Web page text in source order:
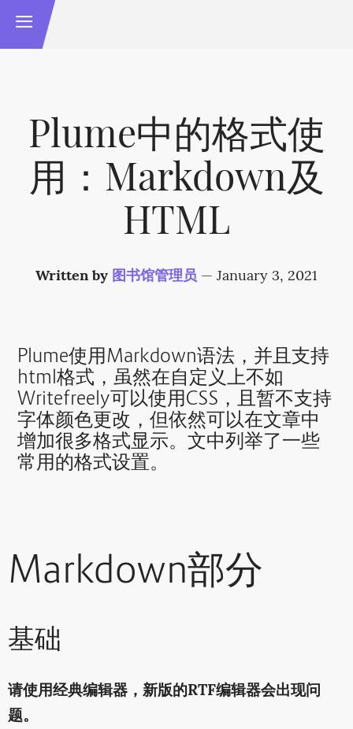
Plume中的格式使
用：Markdown及
HTML
Written by 图书馆管理员 — January 3, 2021
Plume使用Markdown语法，并且支持
html格式，虽然在自定义上不如
Writefreely可以使用CSS，且暂不支持
字体颜色更改，但依然可以在文章中
增加很多格式显示。文中列举了一些
常用的格式设置。
Markdown部分
基础
请使用经典编辑器，新版的RTF编辑器会出现问
题。